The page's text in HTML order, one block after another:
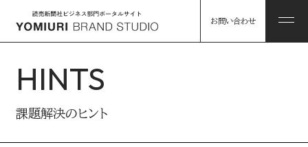
ABOUT
お問い合わせ
HINTS
課題解決のヒント